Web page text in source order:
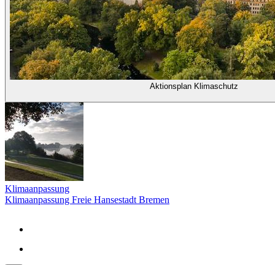
Aktionsplan Klimaschutz
Klimaanpassung
Klimaanpassung Freie Hansestadt Bremen